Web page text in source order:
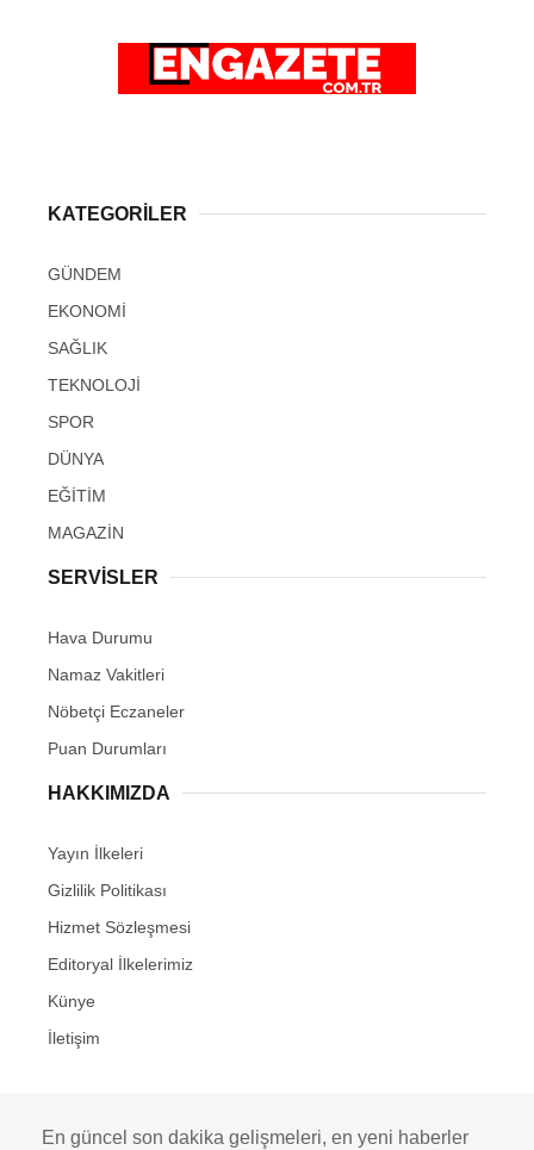
KATEGORİLER
GÜNDEM
EKONOMİ
SAĞLIK
TEKNOLOJİ
SPOR
DÜNYA
EĞİTİM
MAGAZİN
SERVİSLER
Hava Durumu
Namaz Vakitleri
Nöbetçi Eczaneler
Puan Durumları
HAKKIMIZDA
Yayın İlkeleri
Gizlilik Politikası
Hizmet Sözleşmesi
Editoryal İlkelerimiz
Künye
İletişim
En güncel son dakika gelişmeleri, en yeni haberler